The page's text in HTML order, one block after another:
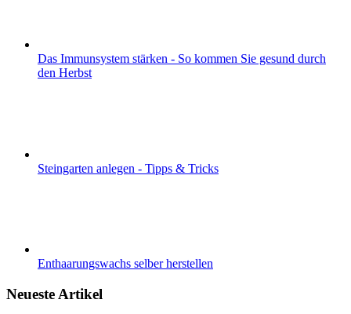
Das Immunsystem stärken - So kommen Sie gesund durch
den Herbst
Steingarten anlegen - Tipps & Tricks
Enthaarungswachs selber herstellen
Neueste Artikel